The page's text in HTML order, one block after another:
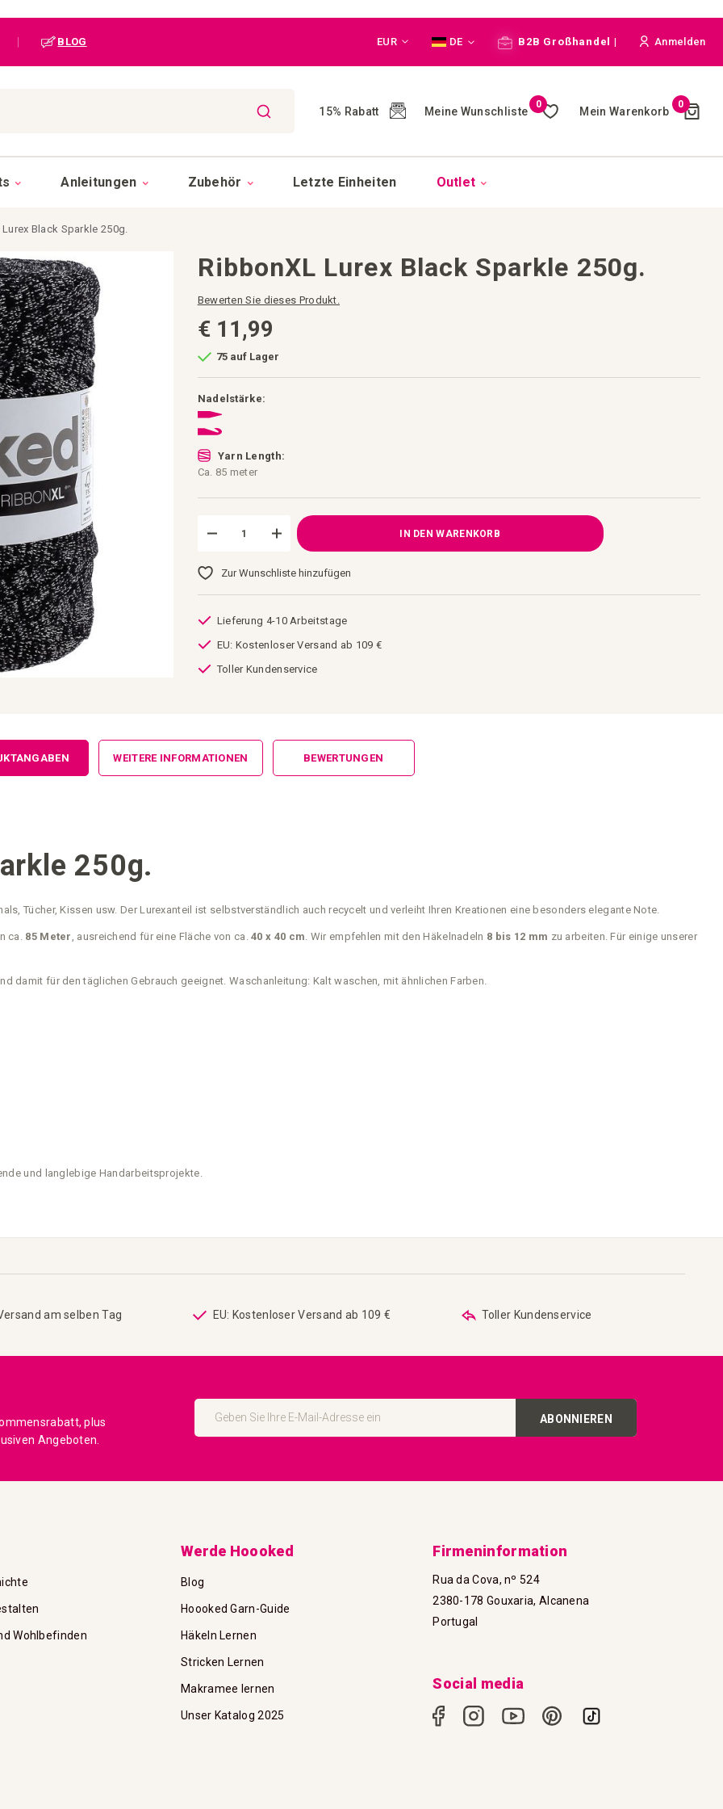
BLOG Währung
EUR Sprache
DE B2B Großhandel | Anmelden
15% Rabatt Meine Wunschliste
0
Mein Warenkorb
0Cart
()
Anleitungen Zubehör Letzte Einheiten Outlet
Black Sparkle 250g.
RibbonXL Lurex Black Sparkle 250g.
Bewerten Sie dieses Produkt.
€ 11,99
75 auf Lager
Nadelstärke:
Yarn Length:
Ca. 85 meter
IN DEN WARENKORB
Zur Wunschliste hinzufügen
Lieferung 4-10 Arbeitstage
EU: Kostenloser Versand ab 109 €
Toller Kundenservice
250g.
Tücher, Kissen usw. Der Lurexanteil ist selbstverständlich auch recycelt und verleiht Ihren Kreationen eine besonders elegante Note.
ca. 85 Meter , ausreichend für eine Fläche von ca.40 x 40 cm . Wir empfehlen mit den Häkelnadeln 8 bis 12 mm zu arbeiten. Für einige unserer
damit für den täglichen Gebrauch geeignet. Waschanleitung: Kalt waschen, mit ähnlichen Farben.
und langlebige Handarbeitsprojekte.
WEITERE INFORMATIONEN BEWERTUNGEN
am selben Tag EU: Kostenloser Versand ab 109 € Toller Kundenservice
plus
Angeboten.
Melden
für
ABONNIEREN
Wohlbefinden
Werde Hoooked
Blog
Hoooked Garn-Guide
Häkeln Lernen
Stricken Lernen
Makramee lernen
Unser Katalog 2025
Firmeninformation
Rua da Cova, nº 524
2380-178 Gouxaria, Alcanena
Portugal
Social media